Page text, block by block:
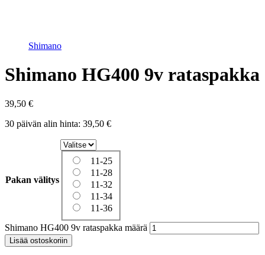
Shimano
Shimano HG400 9v rataspakka
39,50 €
30 päivän alin hinta: 39,50 €
Pakan välitys
11-25
11-28
11-32
11-34
11-36
Shimano HG400 9v rataspakka määrä
Lisää ostoskoriin